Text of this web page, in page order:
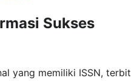
Sukses
yang memiliki ISSN, terbit